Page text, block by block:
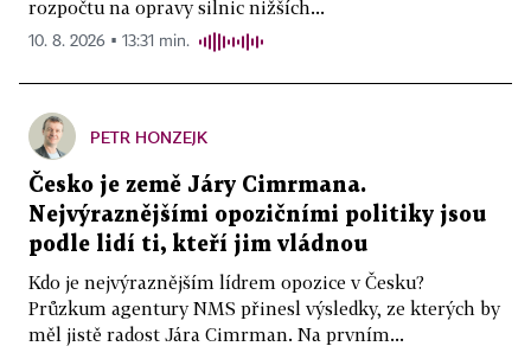
rozpočtu na opravy silnic nižších...
10. 8. 2026 ▪ 13:31 min.
PETR HONZEJK
Česko je země Járy Cimrmana.
Nejvýraznějšími opozičními politiky jsou
podle lidí ti, kteří jim vládnou
Kdo je nejvýraznějším lídrem opozice v Česku?
Průzkum agentury NMS přinesl výsledky, ze kterých by
měl jistě radost Jára Cimrman. Na prvním...